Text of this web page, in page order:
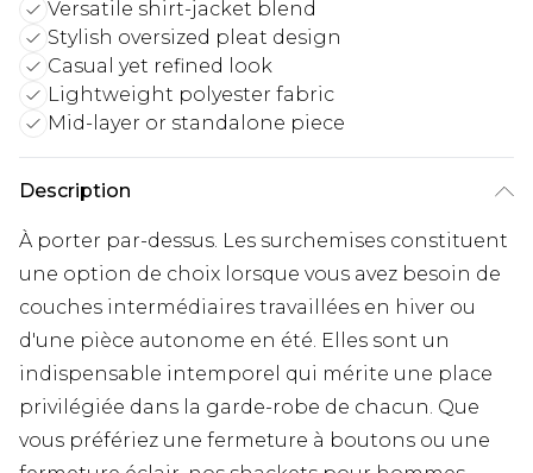
Versatile shirt-jacket blend
Stylish oversized pleat design
Casual yet refined look
Lightweight polyester fabric
Mid-layer or standalone piece
Description
À porter par-dessus. Les surchemises constituent
une option de choix lorsque vous avez besoin de
couches intermédiaires travaillées en hiver ou
d'une pièce autonome en été. Elles sont un
indispensable intemporel qui mérite une place
privilégiée dans la garde-robe de chacun. Que
vous préfériez une fermeture à boutons ou une